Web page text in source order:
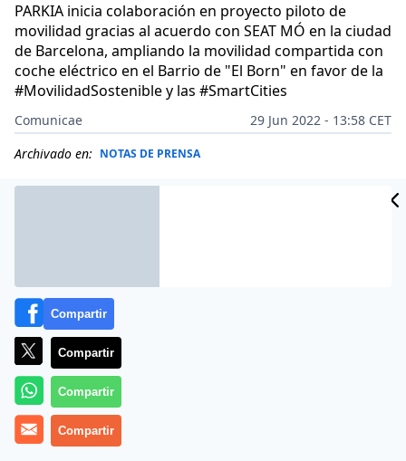
PARKIA inicia colaboración en proyecto piloto de
movilidad gracias al acuerdo con SEAT MÓ en la ciudad
de Barcelona, ampliando la movilidad compartida con
coche eléctrico en el Barrio de "El Born" en favor de la
#MovilidadSostenible y las #SmartCities
Comunicae
29 Jun 2022 - 13:58 CET
Archivado en: NOTAS DE PRENSA
La empresa de aparcamientos Parkia,
Compartir
Compartir
Compartir
Compartir